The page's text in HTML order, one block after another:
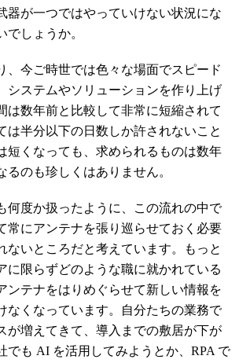
器が一つではやっていけない状況にな
でしょうか。
今ご時世では色々な場面でスピード
システムやソリューションを作り上げ
は数年前と比較して非常に短縮されて
は半分以下の日数しか許されないこと
短くなっても、求められるものは数年
るのも珍しくはありません。
度か扱ったように、この流れの中で
常にアンテナを張り巡らせておく必要
ないところだと考えています。もっと
に限らずどのような職に就かれている
ンテナをはりめぐらせて新しい情報を
なくなっています。自分たちの業務で
が増えてきて、導入までの敷居が下が
でも AI を活用してみようとか、RPA で